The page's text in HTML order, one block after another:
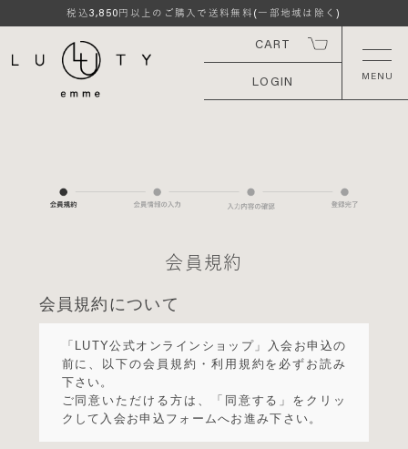
税込3,850円以上のご購入で送料無料(一部地域は除く)
CART
LOGIN
会員規約
会員規約について
「LUTY公式オンラインショップ」入会お申込の
前に、以下の会員規約・利用規約を必ずお読み
下さい。
ご同意いただける方は、「同意する」をクリッ
クして入会お申込フォームへお進み下さい。